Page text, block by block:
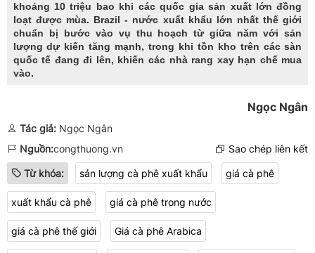
khoảng 10 triệu bao khi các quốc gia sản xuất lớn đồng
loạt được mùa. Brazil - nước xuất khẩu lớn nhất thế giới
chuẩn bị bước vào vụ thu hoạch từ giữa năm với sản
lượng dự kiến tăng mạnh, trong khi tồn kho trên các sàn
quốc tế đang đi lên, khiến các nhà rang xay hạn chế mua
vào.
Ngọc Ngân
Tác giả: Ngọc Ngân
Nguồn:congthuong.vn Sao chép liên kết
Từ khóa: sản lượng cà phê xuất khẩu giá cà phê
xuất khẩu cà phê giá cà phê trong nước
giá cà phê thế giới Giá cà phê Arabica